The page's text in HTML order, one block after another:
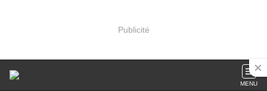
Publicité
MENU